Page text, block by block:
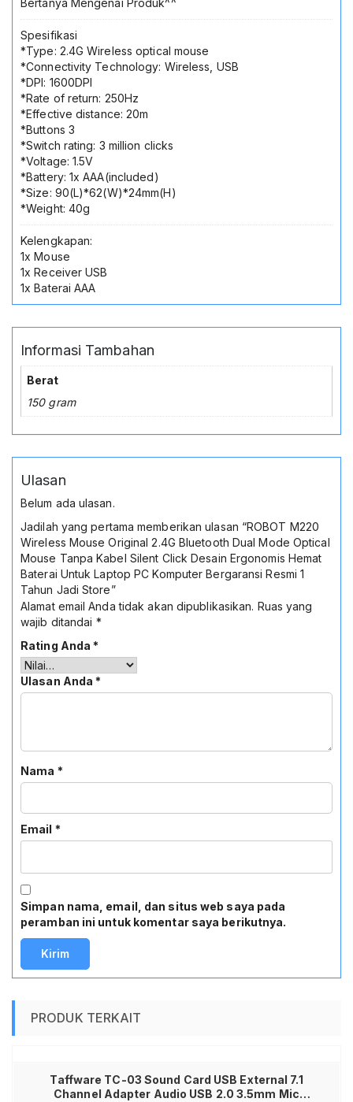
Spesifikasi
*Type: 2.4G Wireless optical mouse
*Connectivity Technology: Wireless, USB
*DPI: 1600DPI
*Rate of return: 250Hz
*Effective distance: 20m
*Buttons 3
*Switch rating: 3 million clicks
*Voltage: 1.5V
*Battery: 1x AAA(included)
*Size: 90(L)*62(W)*24mm(H)
*Weight: 40g
Kelengkapan:
1x Mouse
1x Receiver USB
1x Baterai AAA
Informasi Tambahan
Berat
150 gram
Ulasan
Belum ada ulasan.
Jadilah yang pertama memberikan ulasan “ROBOT M220
Wireless Mouse Original 2.4G Bluetooth Dual Mode Optical
Mouse Tanpa Kabel Silent Click Desain Ergonomis Hemat
Baterai Untuk Laptop PC Komputer Bergaransi Resmi 1
Tahun Jadi Store”
Alamat email Anda tidak akan dipublikasikan. Ruas yang
wajib ditandai *
Rating Anda*
Ulasan Anda*
Nama *
Email *
Simpan nama, email, dan situs web saya pada
peramban ini untuk komentar saya berikutnya.
PRODUK TERKAIT
Taffware TC-03 Sound Card USB External 7.1
Channel Adapter Audio USB 2.0 3.5mm Mic